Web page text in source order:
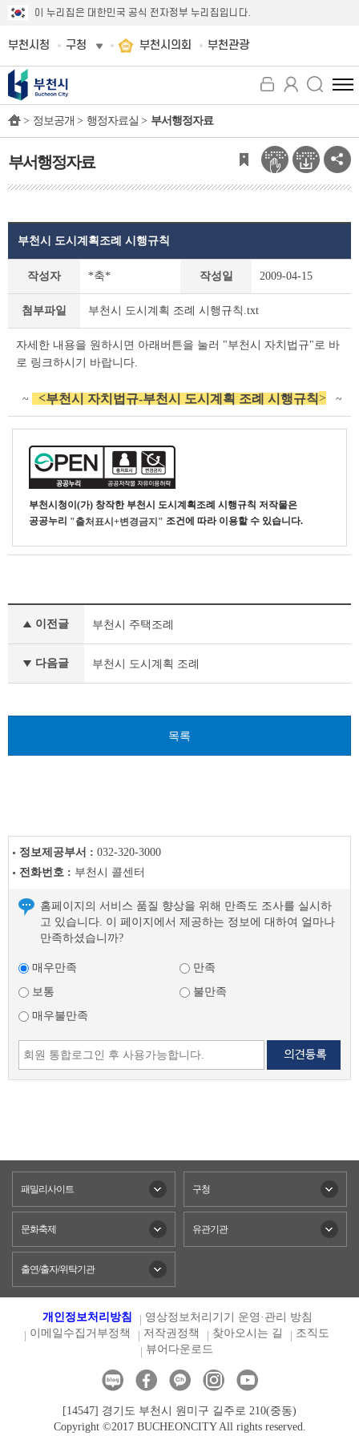
이 누리집은 대한민국 공식 전자정부 누리집입니다.
부천시청 구청 부천시의회 부천관광
전
체
뉴
보
기
> 정보공개 > 행정자료실 > 부서행정자료
부서행정자료
자
료
상
테
부천시 도시계획조례 시행규칙
작성자 *축* 작성일 2009-04-15
첨부파일 부천시 도시계획 조례 시행규칙.txt
자세한 내용을 원하시면 아래버튼을 눌러 "부천시 자치법규"로 바
로 링크하시기 바랍니다.
~ <부천시 자치법규-부천시 도시계획 조례 시행규칙> ~
부천시청이(가) 창작한 부천시 도시계획조례 시행규칙 저작물은
공공누리 "출처표시+변경금지" 조건에 따라 이용할 수 있습니다.
행
다
이전글 부천시 주택조례
다음글 부천시 도시계획 조례
목록
정보제공부서 : 032-320-3000
전화번호 : 부천시 콜센터
홈페이지의 서비스 품질 향상을 위해 만족도 조사를 실시하
고 있습니다. 이 페이지에서 제공하는 정보에 대하여 얼마나
만족하셨습니까?
매우만족
만족
보통
불만족
매우불만족
패밀리사이트 구청
문화축제 유관기관
출연/출자/위탁기관
개인정보처리방침
영상정보처리기기 운영·관리 방침
이메일수집거부정책
저작권정책 찾아오시는 길
조직도
뷰어다운로드
[14547] 경기도 부천시 원미구 길주로 210(중동)
Copyright ©2017 BUCHEONCITY All rights reserved.